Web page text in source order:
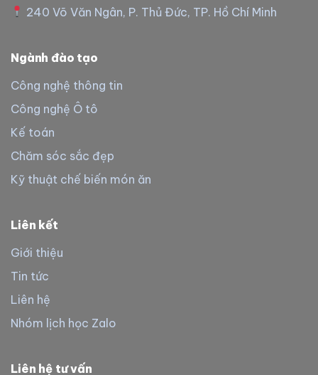
240 Võ Văn Ngân, P. Thủ Đức, TP. Hồ Chí Minh
Ngành đào tạo
Công nghệ thông tin
Công nghệ Ô tô
Kế toán
Chăm sóc sắc đẹp
Kỹ thuật chế biến món ăn
Liên kết
Giới thiệu
Tin tức
Liên hệ
Nhóm lịch học Zalo
Liên hệ tư vấn